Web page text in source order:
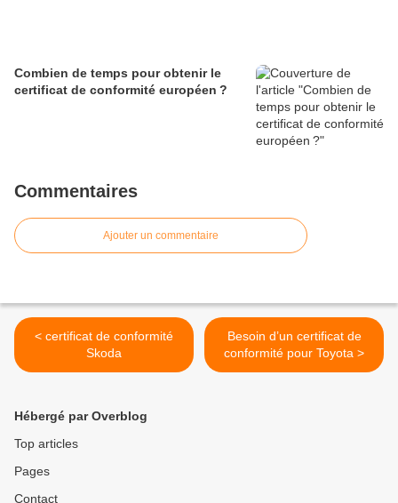
Combien de temps pour obtenir le
certificat de conformité européen ?
Commentaires
Ajouter un commentaire
< certificat de conformité
Skoda
Besoin d’un certificat de
conformité pour Toyota >
Hébergé par Overblog
Top articles
Pages
Contact